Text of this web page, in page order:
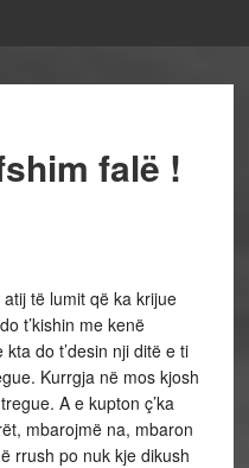
falë !
të lumit që ka krijue
t’kishin me kenë
do t’desin nji ditë e ti
Kurrgja në mos kjosh
A e kupton ç’ka
mbarojmë na, mbaron
rrush po nuk kje dikush